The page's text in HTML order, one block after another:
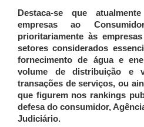
Destaca-se que
empresas ao
prioritariamente às
setores considerados
fornecimento de água e
volume de distribuição e
transações de serviços, ou
que figurem nos rankings
defesa do consumidor,
Judiciário.